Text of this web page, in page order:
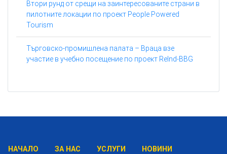
Втори рунд от срещи на заинтересованите страни в
пилотните локации по проект People Powered
Tourism
Търговско-промишлена палата – Враца взе
участие в учебно посещение по проект ReInd-BBG
НАЧАЛО ЗА НАС УСЛУГИ
НОВИНИ